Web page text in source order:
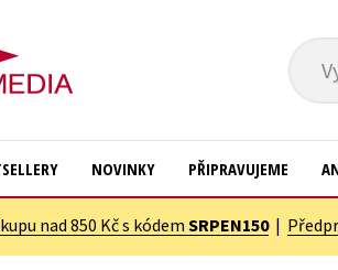
Cestování
NOVINKY PŘIPRAVUJEME
nad 850 Kč s kódem SRPEN150|